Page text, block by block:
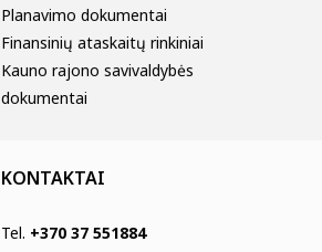
Planavimo dokumentai
Finansinių ataskaitų rinkiniai
Kauno rajono savivaldybės
dokumentai
KONTAKTAI
Tel. +370 37 551884